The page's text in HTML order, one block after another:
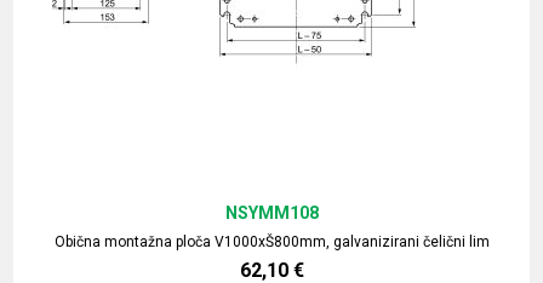
Obična montažna ploča V1000xŠ800mm, galvanizirani čelični lim
NSYMM108
62,10 €